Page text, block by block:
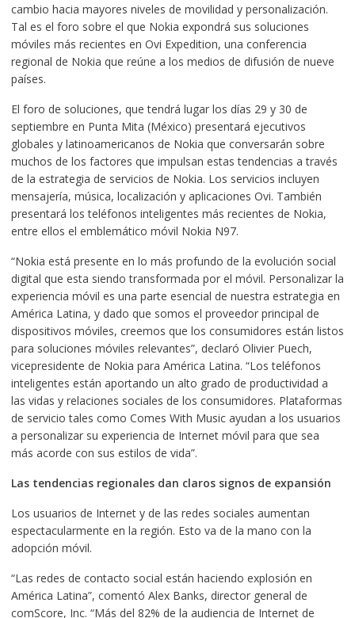
cambio hacia mayores niveles de movilidad y personalización.
Tal es el foro sobre el que Nokia expondrá sus soluciones
móviles más recientes en Ovi Expedition, una conferencia
regional de Nokia que reúne a los medios de difusión de nueve
países.
El foro de soluciones, que tendrá lugar los días 29 y 30 de
septiembre en Punta Mita (México) presentará ejecutivos
globales y latinoamericanos de Nokia que conversarán sobre
muchos de los factores que impulsan estas tendencias a través
de la estrategia de servicios de Nokia. Los servicios incluyen
mensajería, música, localización y aplicaciones Ovi. También
presentará los teléfonos inteligentes más recientes de Nokia,
entre ellos el emblemático móvil Nokia N97.
“Nokia está presente en lo más profundo de la evolución social
digital que esta siendo transformada por el móvil. Personalizar la
experiencia móvil es una parte esencial de nuestra estrategia en
América Latina, y dado que somos el proveedor principal de
dispositivos móviles, creemos que los consumidores están listos
para soluciones móviles relevantes”, declaró Olivier Puech,
vicepresidente de Nokia para América Latina. “Los teléfonos
inteligentes están aportando un alto grado de productividad a
las vidas y relaciones sociales de los consumidores. Plataformas
de servicio tales como Comes With Music ayudan a los usuarios
a personalizar su experiencia de Internet móvil para que sea
más acorde con sus estilos de vida”.
Las tendencias regionales dan claros signos de expansión
Los usuarios de Internet y de las redes sociales aumentan
espectacularmente en la región. Esto va de la mano con la
adopción móvil.
“Las redes de contacto social están haciendo explosión en
América Latina”, comentó Alex Banks, director general de
comScore, Inc. “Más del 82% de la audiencia de Internet de